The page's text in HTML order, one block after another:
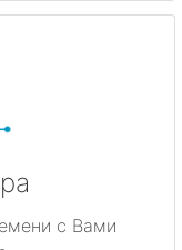
с Вами